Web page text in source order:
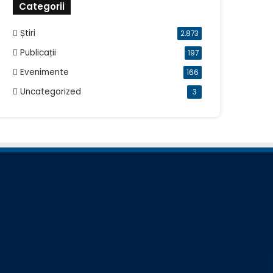
Categorii
Știri 2.873
Publicații 197
Evenimente 166
Uncategorized 3